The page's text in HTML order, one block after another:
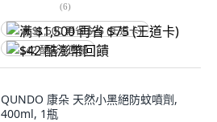
(6)
满 $1,500 再省 $75 (王道卡)
$42 酷澎幣回饋
QUNDO 康朵 天然小黑絕防蚊噴劑,
400ml, 1瓶